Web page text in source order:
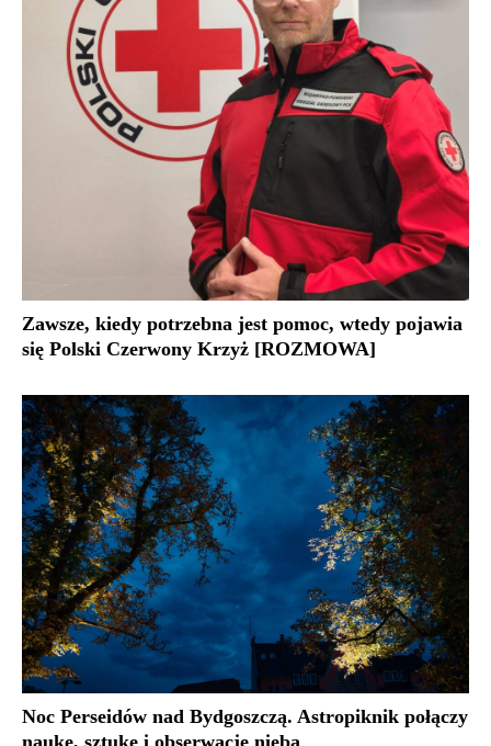
Zawsze, kiedy potrzebna jest pomoc, wtedy pojawia
się Polski Czerwony Krzyż [ROZMOWA]
Noc Perseidów nad Bydgoszczą. Astropiknik połączy